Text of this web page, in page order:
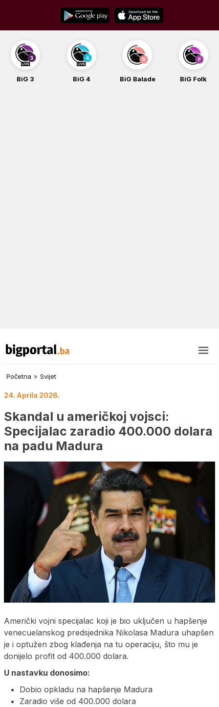
content
BiG 3 BiG 4 BiG Balade BiG Folk
Početna » Svijet
24. Aprila 2026.
Skandal u američkoj vojsci:
Specijalac zaradio 400.000 dolara
na padu Madura
Američki vojni specijalac koji je bio uključen u hapšenje
venecuelanskog predsjednika Nikolasa Madura uhapšen
je i optužen zbog klađenja na tu operaciju, što mu je
donijelo profit od 400.000 dolara.
U nastavku donosimo:
Dobio opkladu na hapšenje Madura
Zaradio više od 400.000 dolara